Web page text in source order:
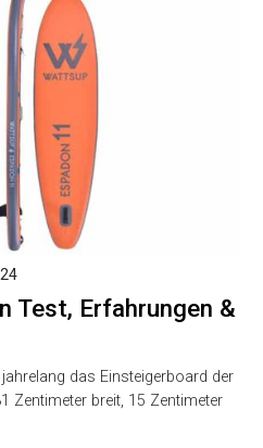
Test, Erfahrungen &
das Einsteigerboard der
Zentimeter breit, 15 Zentimeter